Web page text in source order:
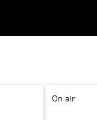
On air